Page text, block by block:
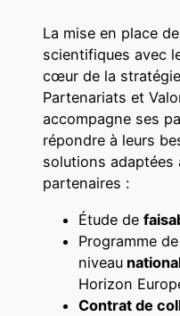
La mise en place
scientifiques avec
cœur de la stratégie
Partenariats et
accompagne ses
répondre à leurs
solutions adaptées
partenaires :
Étude de
Programme de
niveau
Horizon
Contrat de